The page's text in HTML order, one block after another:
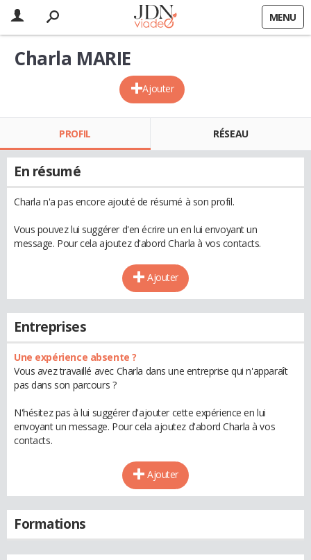
MENU
Ajouter
Charla MARIE
PROFIL RÉSEAU
En résumé
Charla n'a pas encore ajouté de résumé à son profil.
Vous pouvez lui suggérer d'en écrire un en lui envoyant un
message. Pour cela ajoutez d'abord Charla à vos contacts.
Ajouter
Entreprises
Une expérience absente ?
Vous avez travaillé avec Charla dans une entreprise qui n'apparaît
pas dans son parcours ?
N'hésitez pas à lui suggérer d'ajouter cette expérience en lui
envoyant un message. Pour cela ajoutez d'abord Charla à vos
contacts.
Ajouter
Formations